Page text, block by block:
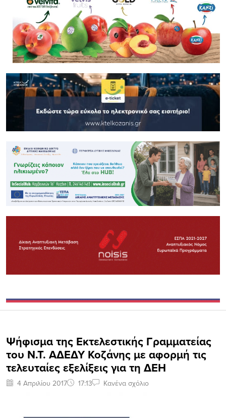
Ψήφισμα της Εκτελεστικής Γραμματείας
του Ν.Τ. ΑΔΕΔΥ Κοζάνης με αφορμή τις
τελευταίες εξελίξεις για τη ΔΕΗ
4 Απριλίου 2017 17:13 Κανένα σχόλιο